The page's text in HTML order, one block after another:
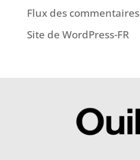
Flux des commentaires
Site de WordPress-FR